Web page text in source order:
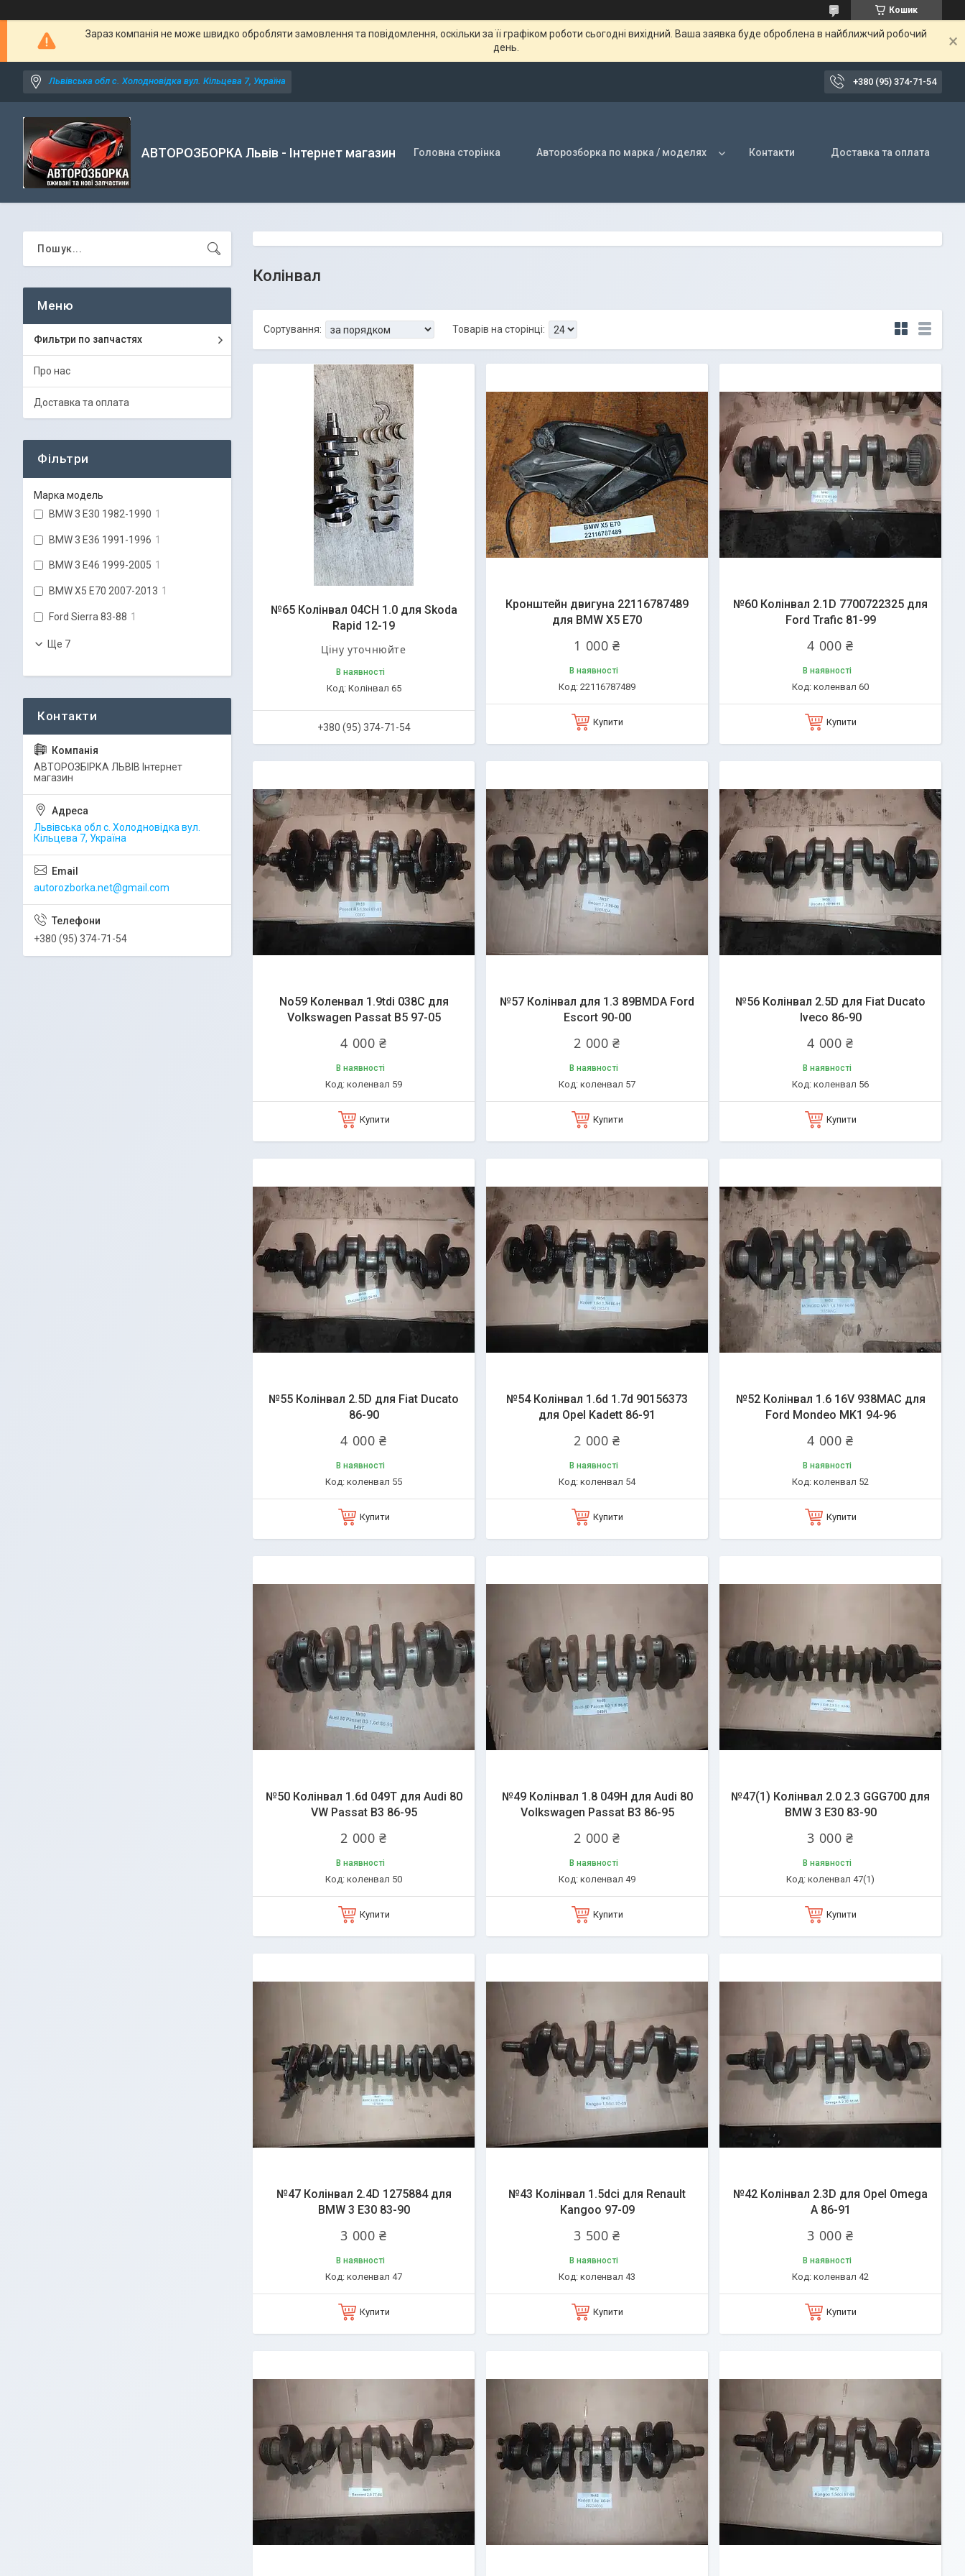
Кошик
Зараз компанія не може швидко обробляти замовлення та повідомлення, оскільки за її графіком роботи сьогодні вихідний. Ваша заявка буде оброблена в найближчий робочий
день.
Львівська обл с. Холодновідка вул. Кільцева 7, Україна +380 (95) 374-71-54
АВТОРОЗБОРКА Львів - Інтернет магазин Головна сторінка Авторозборка по марка / моделях Контакти Доставка та оплата
Колінвал
№65 Колінвал 04CH 1.0 для Skoda
Rapid 12-19
Ціну уточнюйте
В наявності
Колінвал 65
+380 (95) 374-71-54
Кронштейн двигуна 22116787489
для BMW X5 E70
1 000 ₴
В наявності
22116787489
Купити
№60 Колінвал 2.1D 7700722325 для
Ford Trafic 81-99
4 000 ₴
В наявності
коленвал 60
Купити
No59 Коленвал 1.9tdi 038C для
Volkswagen Passat B5 97-05
4 000 ₴
В наявності
коленвал 59
Купити
№57 Колінвал для 1.3 89BMDA Ford
Escort 90-00
2 000 ₴
В наявності
коленвал 57
Купити
№56 Колінвал 2.5D для Fiat Ducato
Iveco 86-90
4 000 ₴
В наявності
коленвал 56
Купити
№55 Колінвал 2.5D для Fiat Ducato
86-90
4 000 ₴
В наявності
коленвал 55
Купити
№54 Колінвал 1.6d 1.7d 90156373
для Opel Kadett 86-91
2 000 ₴
В наявності
коленвал 54
Купити
№52 Колінвал 1.6 16V 938MAC для
Ford Mondeo MK1 94-96
4 000 ₴
В наявності
коленвал 52
Купити
№50 Колінвал 1.6d 049T для Audi 80
VW Passat B3 86-95
2 000 ₴
В наявності
коленвал 50
Купити
№49 Колінвал 1.8 049H для Audi 80
Volkswagen Passat B3 86-95
2 000 ₴
В наявності
коленвал 49
Купити
№47(1) Колінвал 2.0 2.3 GGG700 для
BMW 3 E30 83-90
3 000 ₴
В наявності
коленвал 47(1)
Купити
№47 Колінвал 2.4D 1275884 для
BMW 3 E30 83-90
3 000 ₴
В наявності
коленвал 47
Купити
№43 Колінвал 1.5dci для Renault
Kangoo 97-09
3 500 ₴
В наявності
коленвал 43
Купити
№42 Колінвал 2.3D для Opel Omega
A 86-91
3 000 ₴
В наявності
коленвал 42
Купити
Фильтри по запчастях
Про нас
Доставка та оплата
Фільтри
Марка модель
BMW 3 E30 1982-1990 1
BMW 3 E36 1991-1996 1
BMW 3 E46 1999-2005 1
BMW X5 E70 2007-2013 1
Ford Sierra 83-88 1
Ще 7
АВТОРОЗБІРКА ЛЬВІВ Інтернет
магазин
Львівська обл с. Холодновідка вул.
Кільцева 7, Україна
autorozborka.net@gmail.com
+380 (95) 374-71-54